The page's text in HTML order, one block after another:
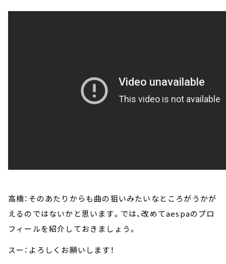
高橋：そのあたりからも曲の狙いみたいなところがうかが
えるのではないかと思います。では、改めてaespaのプロ
フィールを紹介しておきましょう。
スー：よろしくお願いします！